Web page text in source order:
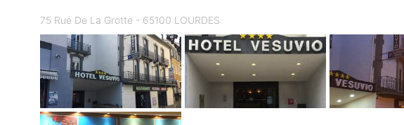
75 Rue De La Grotte - 65100 LOURDES